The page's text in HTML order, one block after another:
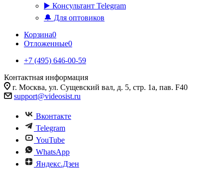
▶️ Консультант Telegram
🔔 Для оптовиков
Корзина0
Отложенные0
+7 (495) 646-00-59
Контактная информация
г. Москва, ул. Сущевский вал, д. 5, стр. 1а, пав. F40
support@videosist.ru
Вконтакте
Telegram
YouTube
WhatsApp
Яндекс.Дзен